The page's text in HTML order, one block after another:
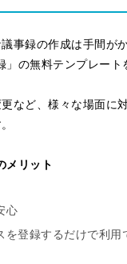
事録の作成は手間が
」の無料テンプレー
など、様々な場面に
メリット
心
を登録するだけで利用